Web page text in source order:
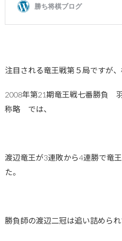
注目される竜王戦第５局ですが、
2008年第21期竜王戦七番勝
称略 では、
渡辺竜王が3連敗から4連勝で竜
た。
勝負師の渡辺二冠は追い詰めら